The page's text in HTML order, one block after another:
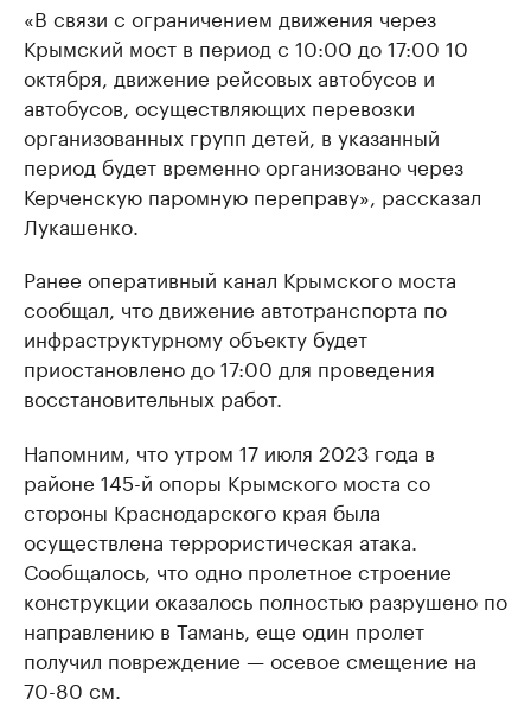
«В связи с ограничением движения через
Крымский мост в период с 10:00 до 17:00 10
октября, движение рейсовых автобусов и
автобусов, осуществляющих перевозки
организованных групп детей, в указанный
период будет временно организовано через
Керченскую паромную переправу», рассказал
Лукашенко.
Ранее оперативный канал Крымского моста
сообщал, что движение автотранспорта по
инфраструктурному объекту будет
приостановлено до 17:00 для проведения
восстановительных работ.
Напомним, что утром 17 июля 2023 года в
районе 145-й опоры Крымского моста со
стороны Краснодарского края была
осуществлена террористическая атака.
Сообщалось, что одно пролетное строение
конструкции оказалось полностью разрушено по
направлению в Тамань, еще один пролет
получил повреждение — осевое смещение на
70-80 см.